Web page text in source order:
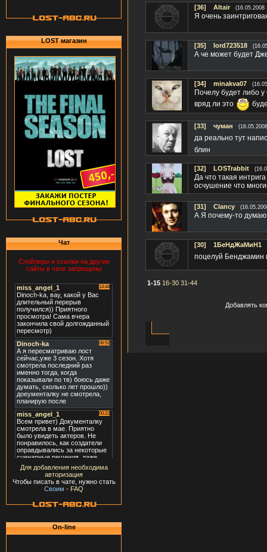
LOST магазин
Чат
Спойлеры и ссылки на другие
сайты в чате запрещены
Для добавления необходима
авторизация
Чтобы писать в чате, нужно стать
Своим - FAQ
On-line
[36] Altair (16.05.2008
Я очень
[35] lord723518
А че может будет
[34] minakva07
Почелу будет либо
вряд ли это
[33] чуман
да реально тут
блин
[32] LOSTrabbit
Да что такая
осчушение что
[31] Clancy
А Я почему-то думаю
[30] 1БеНдЖаМиН1
поцелуй Бенджамин
1-15 16-30 31-44
Добавлять